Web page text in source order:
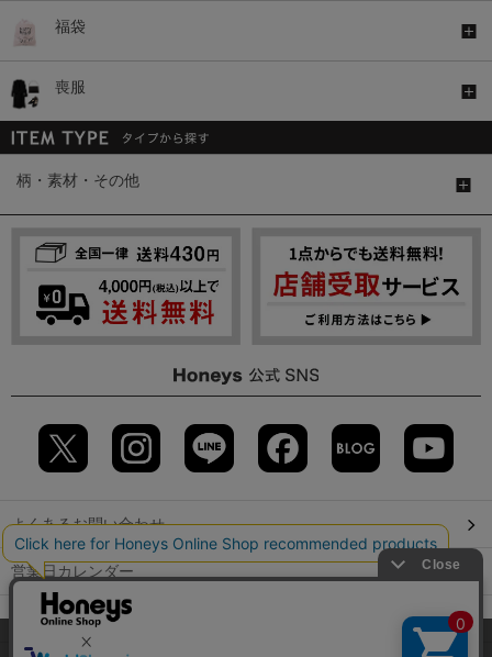
福袋
喪服
柄・素材・その他
よくあるお問い合わせ
営業日カレンダー
店舗検索
当サイトでは、サイトの利便性向上のため、クッキー(Cookie)を使